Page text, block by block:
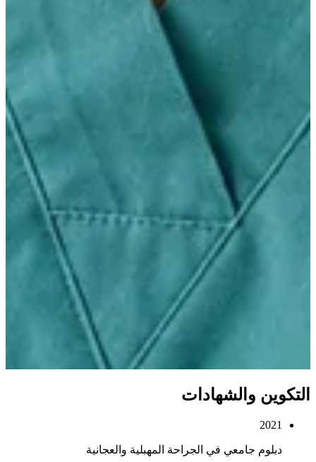
التكوين والشهادات
2021
دبلوم جامعي في الجراحة المهبلية والعجانية